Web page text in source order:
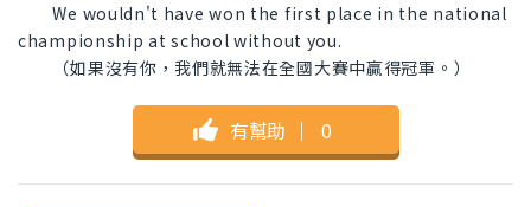
We wouldn't have won the first place in the national
championship at school without you.
（如果沒有你，我們就無法在全國大賽中贏得冠軍。）
有幫助 ｜ 0